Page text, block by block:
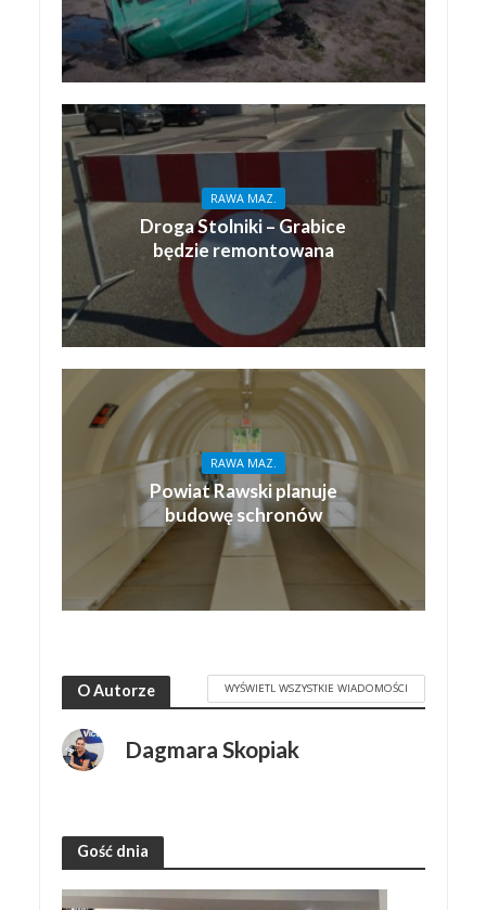
RAWA MAZ.
Droga Stolniki – Grabice
będzie remontowana
RAWA MAZ.
Powiat Rawski planuje
budowę schronów
O Autorze WYŚWIETL WSZYSTKIE WIADOMOŚCI
Dagmara Skopiak
Gość dnia